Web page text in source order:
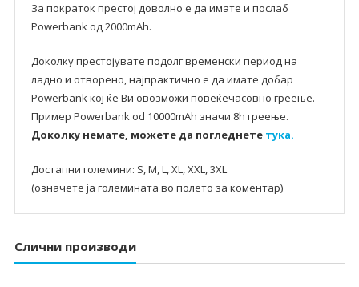
За пократок престој доволно е да имате и послаб
Powerbank од 2000mAh.
Доколку престојувате подолг временски период на
ладно и отворено, најпрактично е да имате добар
Powerbank кој ќе Ви овозможи повеќечасовно греење.
Пример Powerbank od 10000mAh значи 8h греење.
Доколку немате, можете да погледнете тука.
Достапни големини: S, M, L, XL, XXL, 3XL
(означете ја големината во полето за коментар)
Слични производи